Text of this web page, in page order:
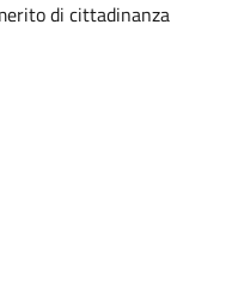
di cittadinanza